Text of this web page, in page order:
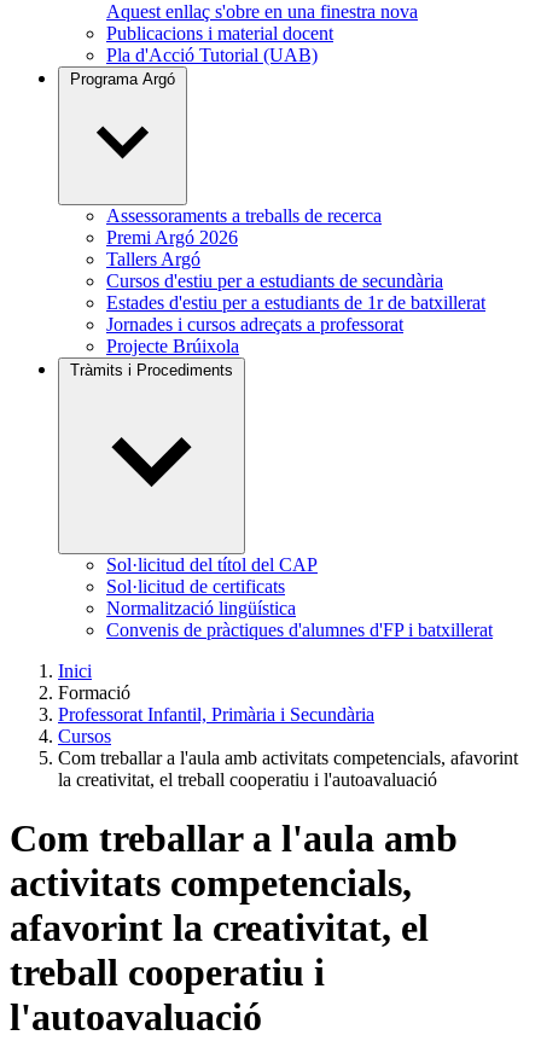
Aquest enllaç s'obre en una finestra nova
Publicacions i material docent
Pla d'Acció Tutorial (UAB)
Programa Argó
Assessoraments a treballs de recerca
Premi Argó 2026
Tallers Argó
Cursos d'estiu per a estudiants de secundària
Estades d'estiu per a estudiants de 1r de batxillerat
Jornades i cursos adreçats a professorat
Projecte Brúixola
Tràmits i Procediments
Sol·licitud del títol del CAP
Sol·licitud de certificats
Normalització lingüística
Convenis de pràctiques d'alumnes d'FP i batxillerat
Inici
Formació
Professorat Infantil, Primària i Secundària
Cursos
Com treballar a l'aula amb activitats competencials, afavorint
la creativitat, el treball cooperatiu i l'autoavaluació
Com treballar a l'aula amb
activitats competencials,
afavorint la creativitat, el
treball cooperatiu i
l'autoavaluació